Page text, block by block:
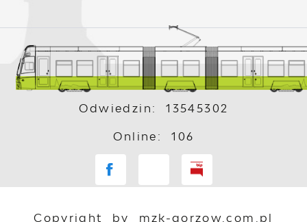
Odwiedzin: 13545302
Online: 106
Copyright by mzk-gorzow.com.pl